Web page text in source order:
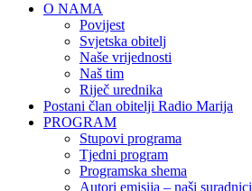
O NAMA
Povijest
Svjetska obitelj
Naše vrijednosti
Naš tim
Riječ urednika
Postani član obitelji Radio Marija
PROGRAM
Stupovi programa
Tjedni program
Programska shema
Autori emisija – naši suradnici